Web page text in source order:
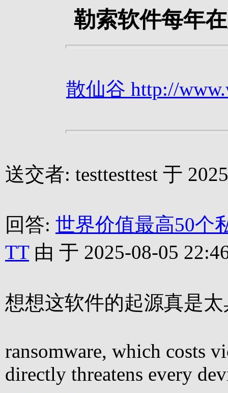
勒索软件每年
散仙谷 http://
送交者: testtesttest 于
回答: 世界价值最高50个
TT由 于 2025-08-05
想想这软件的起源真是
ransomware, which costs
directly threatens every